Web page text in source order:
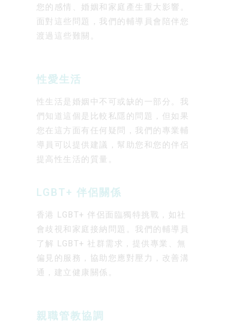
您的感情、婚姻和家庭產生重大影響。
面對這些問題，我們的輔導員會陪伴您
渡過這些難關。
性愛生活
性生活是婚姻中不可或缺的一部分。我
們知道這個是比較私隱的問題，但如果
您在這方面有任何疑問，我們的專業輔
導員可以提供建議，幫助您和您的伴侶
提高性生活的質量。
LGBT+ 伴侶關係
香港 LGBT+ 伴侶面臨獨特挑戰，如社
會歧視和家庭接納問題。我們的輔導員
了解 LGBT+ 社群需求，提供專業、無
偏見的服務，協助您應對壓力，改善溝
通，建立健康關係。
親職管教協調